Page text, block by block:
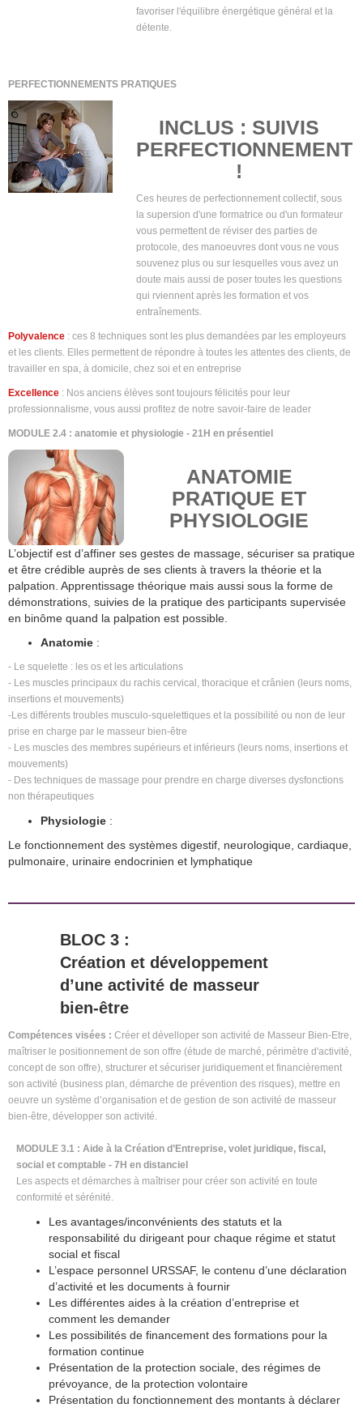
favoriser l'équilibre énergétique général et la
détente.
PERFECTIONNEMENTS PRATIQUES
INCLUS : SUIVIS
PERFECTIONNEMENT
!
Ces heures de perfectionnement collectif, sous
la supersion d'une formatrice ou d'un formateur
vous permettent de réviser des parties de
protocole, des manoeuvres dont vous ne vous
souvenez plus ou sur lesquelles vous avez un
doute mais aussi de poser toutes les questions
qui rviennent après les formation et vos
entraînements.
Polyvalence : ces 8 techniques sont les plus demandées par les employeurs
et les clients. Elles permettent de répondre à toutes les attentes des clients, de
travailler en spa, à domicile, chez soi et en entreprise
Excellence : Nos anciens élèves sont toujours félicités pour leur
professionnalisme, vous aussi profitez de notre savoir-faire de leader
MODULE 2.4 : anatomie et physiologie - 21H en présentiel
ANATOMIE
PRATIQUE ET
PHYSIOLOGIE
L’objectif est d’affiner ses gestes de massage, sécuriser sa pratique
et être crédible auprès de ses clients à travers la théorie et la
palpation. Apprentissage théorique mais aussi sous la forme de
démonstrations, suivies de la pratique des participants supervisée
en binôme quand la palpation est possible.
Anatomie :
- Le squelette : les os et les articulations
- Les muscles principaux du rachis cervical, thoracique et crânien (leurs noms,
insertions et mouvements)
-Les différents troubles musculo-squelettiques et la possibilité ou non de leur
prise en charge par le masseur bien-être
- Les muscles des membres supérieurs et inférieurs (leurs noms, insertions et
mouvements)
- Des techniques de massage pour prendre en charge diverses dysfonctions
non thérapeutiques
Physiologie :
Le fonctionnement des systèmes digestif, neurologique, cardiaque,
pulmonaire, urinaire endocrinien et lymphatique
BLOC 3 :
Création et développement
d’une activité de masseur
bien-être
Compétences visées : Créer et dévelloper son activité de Masseur Bien-Etre,
maîtriser le positionnement de son offre (étude de marché, périmètre d'activité,
concept de son offre), structurer et sécuriser juridiquement et financièrement
son activité (business plan, démarche de prévention des risques), mettre en
oeuvre un système d’organisation et de gestion de son activité de masseur
bien-être, développer son activité.
MODULE 3.1 : Aide à la Création d’Entreprise, volet juridique, fiscal,
social et comptable - 7H en distanciel
Les aspects et démarches à maîtriser pour créer son activité en toute
conformité et sérénité.
Les avantages/inconvénients des statuts et la
responsabilité du dirigeant pour chaque régime et statut
social et fiscal
L’espace personnel URSSAF, le contenu d’une déclaration
d’activité et les documents à fournir
Les différentes aides à la création d’entreprise et
comment les demander
Les possibilités de financement des formations pour la
formation continue
Présentation de la protection sociale, des régimes de
prévoyance, de la protection volontaire
Présentation du fonctionnement des montants à déclarer